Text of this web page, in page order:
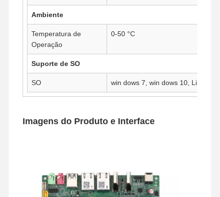
Ambiente
Temperatura de
Operação
0-50 °C
Suporte de SO
SO win dows 7, win dows 10, Linux
Imagens do Produto e Interface